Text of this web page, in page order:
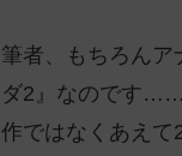
者、もちろん
2』なのです……
ではなくあえて